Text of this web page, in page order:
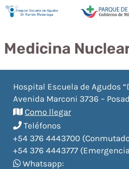
Medicina
Hospital Escuela de Agudos
Avenida Marconi 3736 –
Como llegar
Teléfonos
+54 376 4443700
+54 376 4443777
Whatsapp: